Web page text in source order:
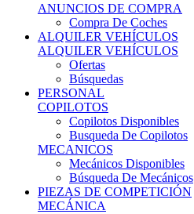
ANUNCIOS DE COMPRA
Compra De Coches
ALQUILER VEHÍCULOS
ALQUILER VEHÍCULOS
Ofertas
Búsquedas
PERSONAL
COPILOTOS
Copilotos Disponibles
Busqueda De Copilotos
MECANICOS
Mecánicos Disponibles
Búsqueda De Mecánicos
PIEZAS DE COMPETICIÓN
MECÁNICA